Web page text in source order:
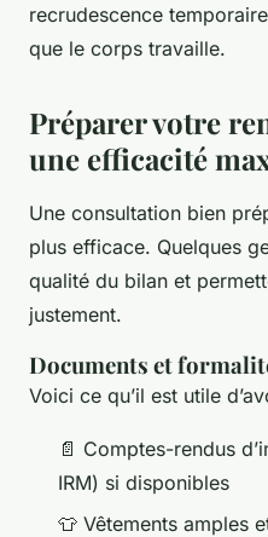
recrudescence
que le corps travaille.
Préparer votre
une efficacité
Une consultation bien
plus efficace. Quelques
qualité du bilan et
justement.
Documents et
Voici ce qu’il est utile
📄 Comptes-rendus
IRM) si disponibles
👕 Vêtements amples